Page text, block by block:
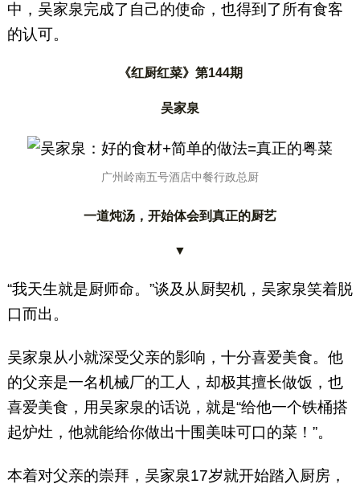
中，吴家泉完成了自己的使命，也得到了所有食客
的认可。
《红厨红菜》第144期
吴家泉
广州岭南五号酒店中餐行政总厨
一道炖汤，开始体会到真正的厨艺
▼
“我天生就是厨师命。”谈及从厨契机，吴家泉笑着脱
口而出。
吴家泉从小就深受父亲的影响，十分喜爱美食。他
的父亲是一名机械厂的工人，却极其擅长做饭，也
喜爱美食，用吴家泉的话说，就是“给他一个铁桶搭
起炉灶，他就能给你做出十围美味可口的菜！”。
本着对父亲的崇拜，吴家泉17岁就开始踏入厨房，